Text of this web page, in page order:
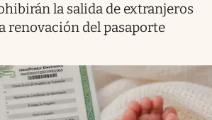
la salida de extranjeros
renovación del pasaporte